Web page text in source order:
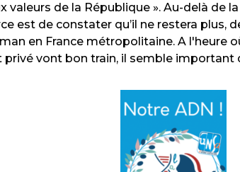
valeurs de la République ». Au-delà de
est de constater qu’il ne restera plus,
en France métropolitaine. A l'heure
vont bon train, il semble important